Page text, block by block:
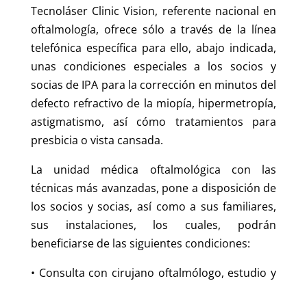
Tecnoláser Clinic Vision, referente nacional en
oftalmología, ofrece sólo a través de la línea
telefónica específica para ello, abajo indicada,
unas condiciones especiales a los socios y
socias de IPA para la corrección en minutos del
defecto refractivo de la miopía, hipermetropía,
astigmatismo, así cómo tratamientos para
presbicia o vista cansada.
La unidad médica oftalmológica con las
técnicas más avanzadas, pone a disposición de
los socios y socias, así como a sus familiares,
sus instalaciones, los cuales, podrán
beneficiarse de las siguientes condiciones:
• Consulta con cirujano oftalmólogo, estudio y